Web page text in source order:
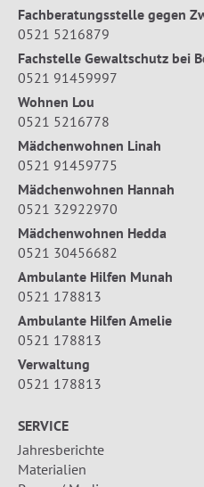
Fachberatungsstelle gegen
0521 5216879
Fachstelle Gewaltschutz bei
0521 91459997
Wohnen Lou
0521 5216778
Mädchenwohnen Linah
0521 91459775
Mädchenwohnen Hannah
0521 32922970
Mädchenwohnen Hedda
0521 30456682
Ambulante Hilfen Munah
0521 178813
Ambulante Hilfen Amelie
0521 178813
Verwaltung
0521 178813
SERVICE
Jahresberichte
Materialien